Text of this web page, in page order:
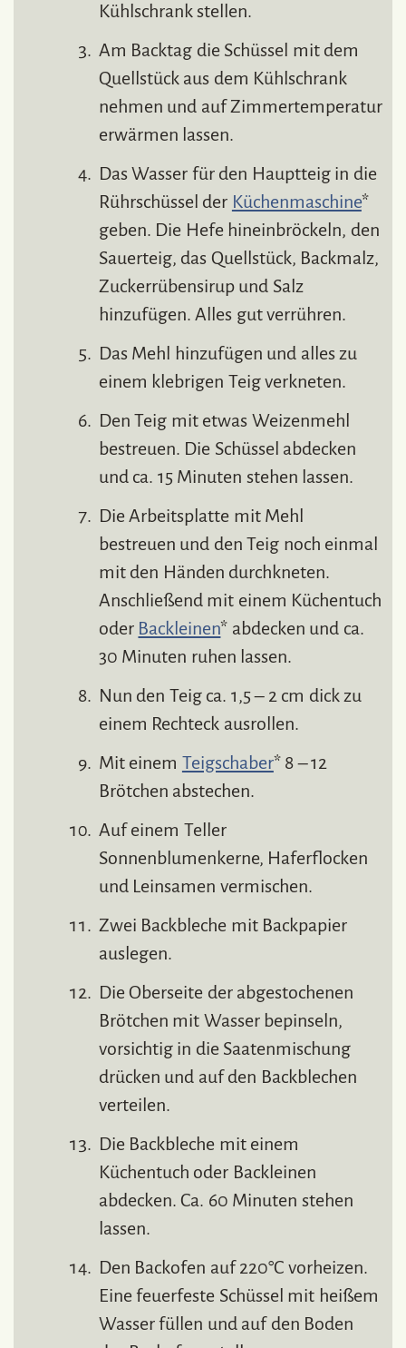
Kühlschrank stellen.
Am Backtag die Schüssel mit dem
Quellstück aus dem Kühlschrank
nehmen und auf Zimmertemperatur
erwärmen lassen.
Das Wasser für den Hauptteig in die
Rührschüssel der Küchenmaschine*
geben. Die Hefe hineinbröckeln, den
Sauerteig, das Quellstück, Backmalz,
Zuckerrübensirup und Salz
hinzufügen. Alles gut verrühren.
Das Mehl hinzufügen und alles zu
einem klebrigen Teig verkneten.
Den Teig mit etwas Weizenmehl
bestreuen. Die Schüssel abdecken
und ca. 15 Minuten stehen lassen.
Die Arbeitsplatte mit Mehl
bestreuen und den Teig noch einmal
mit den Händen durchkneten.
Anschließend mit einem Küchentuch
oder Backleinen* abdecken und ca.
30 Minuten ruhen lassen.
Nun den Teig ca. 1,5 – 2 cm dick zu
einem Rechteck ausrollen.
Mit einem Teigschaber* 8 – 12
Brötchen abstechen.
Auf einem Teller
Sonnenblumenkerne, Haferflocken
und Leinsamen vermischen.
Zwei Backbleche mit Backpapier
auslegen.
Die Oberseite der abgestochenen
Brötchen mit Wasser bepinseln,
vorsichtig in die Saatenmischung
drücken und auf den Backblechen
verteilen.
Die Backbleche mit einem
Küchentuch oder Backleinen
abdecken. Ca. 60 Minuten stehen
lassen.
Den Backofen auf 220°C vorheizen.
Eine feuerfeste Schüssel mit heißem
Wasser füllen und auf den Boden